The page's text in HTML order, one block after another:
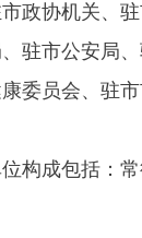
协机关、
驻市公安局
委员会、驻
构成包括